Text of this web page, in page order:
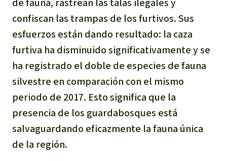
de fauna, rastrean las talas ilegales y
confiscan las trampas de los furtivos. Sus
esfuerzos están dando resultado: la caza
furtiva ha disminuido significativamente y se
ha registrado el doble de especies de fauna
silvestre en comparación con el mismo
periodo de 2017. Esto significa que la
presencia de los guardabosques está
salvaguardando eficazmente la fauna única
de la región.